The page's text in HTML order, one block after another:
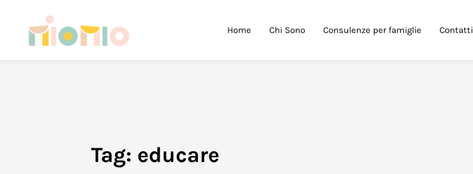
Skip to main content Home Chi Sono Consulenze per famiglie Contatti
Tag: educare